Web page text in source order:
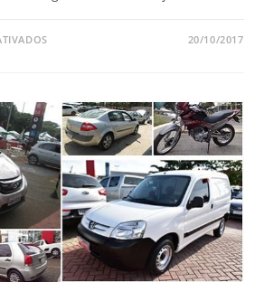
EM 20/10/2017